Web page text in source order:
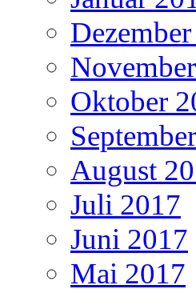
Oktober
August
Juli 2017
Juni 2017
Mai 2017